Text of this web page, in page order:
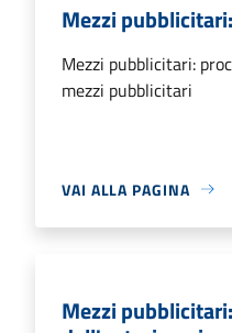
Mezzi
Mezzi pubblicitari:
mezzi pubblicitari
VAI ALLA PAGINA
Mezzi